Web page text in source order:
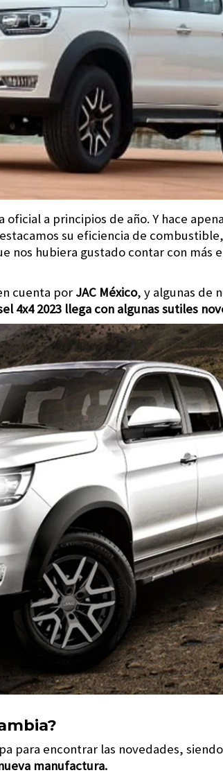
oficial a principios de año. Y hace
su eficiencia de
nos hubiera gustado contar con más
cuenta por JAC México, y algunas de
4x4 2023 llega con algunas sutiles
para encontrar las novedades,
manufactura.